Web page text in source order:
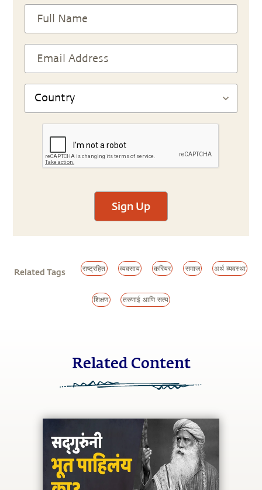
Sign Up
Related Tags राष्ट्रहित व्यवसाय करियर समाज अर्थ व्यवस्था
शिक्षण तरुणाई आणि सत्य
Related Content